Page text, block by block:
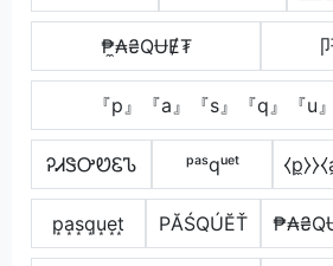
₱̼₳₴QɄɆ₮
『p』『a』『s』『q』『u
ᎮᏗᏕᎤᏬᏋᏖ ᵖᵃˢqᵘᵉᵗ
p͙a͙s͙q͙u͙e͙t͙ РĂŚQÚĔŤ